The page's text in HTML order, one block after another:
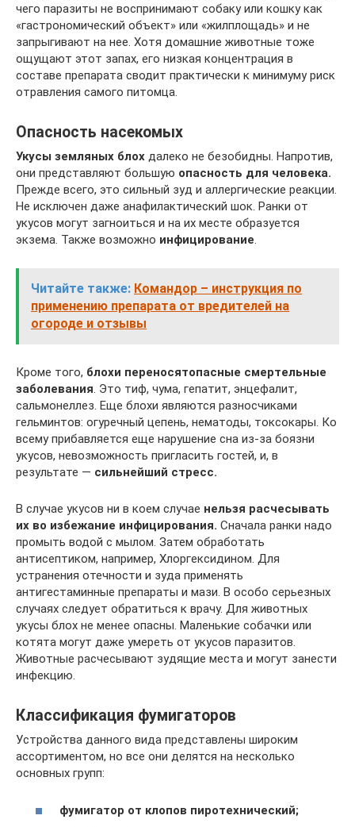
чего паразиты не воспринимают собаку или кошку как
«гастрономический объект» или «жилплощадь» и не
запрыгивают на нее. Хотя домашние животные тоже
ощущают этот запах, его низкая концентрация в
составе препарата сводит практически к минимуму риск
отравления самого питомца.
Опасность насекомых
Укусы земляных блох далеко не безобидны. Напротив,
они представляют большую опасность для человека.
Прежде всего, это сильный зуд и аллергические реакции.
Не исключен даже анафилактический шок. Ранки от
укусов могут загноиться и на их месте образуется
экзема. Также возможно инфицирование.
Читайте также: Командор – инструкция по
применению препарата от вредителей на
огороде и отзывы
Кроме того, блохи переносятопасные смертельные
заболевания. Это тиф, чума, гепатит, энцефалит,
сальмонеллез. Еще блохи являются разносчиками
гельминтов: огуречный цепень, нематоды, токсокары. Ко
всему прибавляется еще нарушение сна из-за боязни
укусов, невозможность пригласить гостей, и, в
результате — сильнейший стресс.
В случае укусов ни в коем случае нельзя расчесывать
их во избежание инфицирования. Сначала ранки надо
промыть водой с мылом. Затем обработать
антисептиком, например, Хлоргексидином. Для
устранения отечности и зуда применять
антигестаминные препараты и мази. В особо серьезных
случаях следует обратиться к врачу. Для животных
укусы блох не менее опасны. Маленькие собачки или
котята могут даже умереть от укусов паразитов.
Животные расчесывают зудящие места и могут занести
инфекцию.
Классификация фумигаторов
Устройства данного вида представлены широким
ассортиментом, но все они делятся на несколько
основных групп:
фумигатор от клопов пиротехнический;